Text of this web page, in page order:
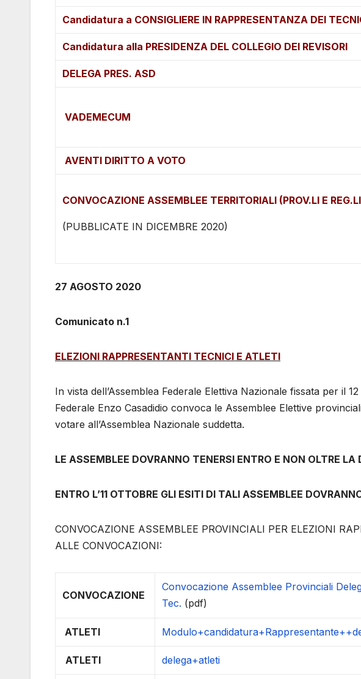
Candidatura a CONSIGLIERE IN RAPPRESENTANZA DEI
Candidatura alla PRESIDENZA DEL COLLEGIO DEI REVISORI
DELEGA PRES. ASD
VADEMECUM
AVENTI DIRITTO A VOTO
CONVOCAZIONE ASSEMBLEE TERRITORIALI (PROV.LI E
(PUBBLICATE IN DICEMBRE 2020)
27 AGOSTO 2020
Comunicato n.1
ELEZIONI RAPPRESENTANTI TECNICI E ATLETI
In vista dell’Assemblea Federale Elettiva Nazionale fissata per il
Federale Enzo Casadidio convoca le Assemblee Elettive
votare all’Assemblea Nazionale suddetta.
LE ASSEMBLEE DOVRANNO TENERSI ENTRO E NON OLTRE
ENTRO L’11 OTTOBRE GLI ESITI DI TALI ASSEMBLEE
CONVOCAZIONE ASSEMBLEE PROVINCIALI PER ELEZIONI
ALLE CONVOCAZIONI:
CONVOCAZIONE
Convocazione Assemblee Provinciali
Tec. (pdf)
ATLETI
ATLETI delega+atleti